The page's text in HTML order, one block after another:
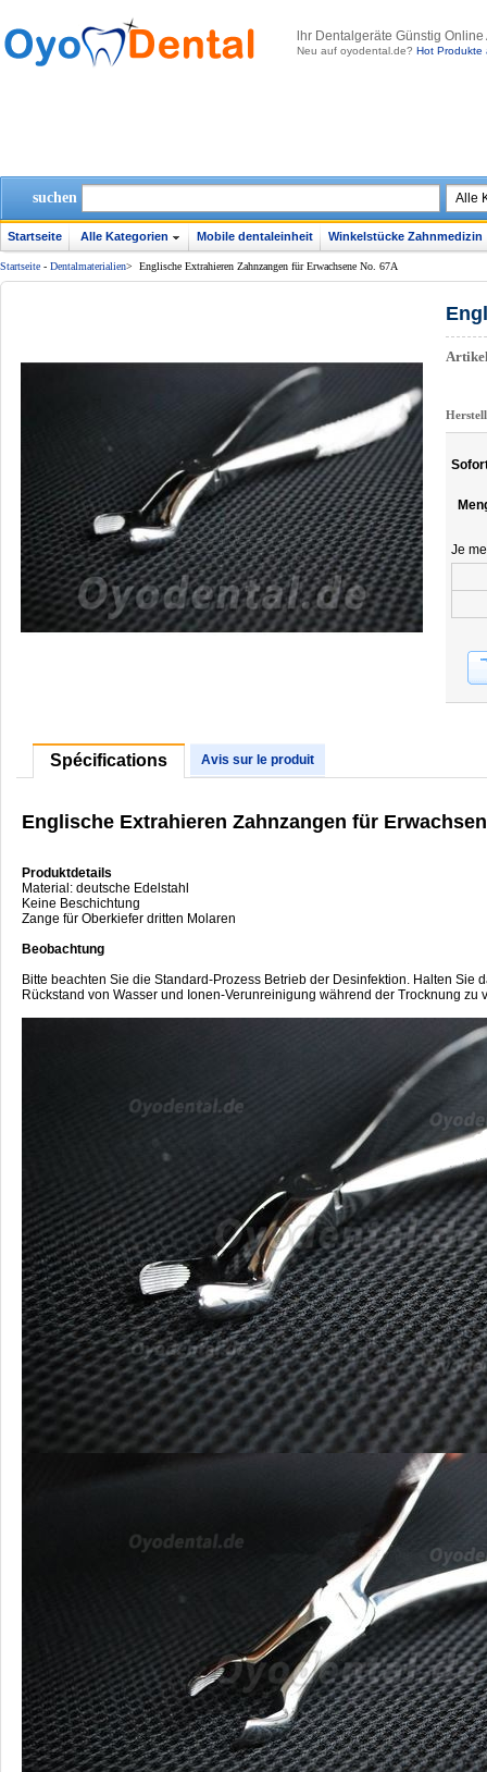
lhr Dentalgeräte Günstig
Neu auf oyodental.de? Hot Produkte
suchen
Startseite Alle Kategorien Mobile dentaleinheit Winkelstücke Zahnmedizin
Startseite - Dentalmaterialien> Englische Extrahieren Zahnzangen für Erwachsene No. 67A
Je
Spécifications Avis sur le produit
Englische Extrahieren Zahnzangen für
Produktdetails
Material: deutsche Edelstahl
Keine Beschichtung
Zange für Oberkiefer dritten Molaren
Beobachtung
Bitte beachten Sie die Standard-Prozess Betrieb der Desinfektion. Halten
Rückstand von Wasser und Ionen-Verunreinigung während der Trocknung zu